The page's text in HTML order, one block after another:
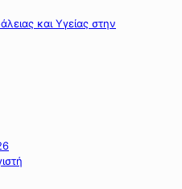
και Υγείας στην